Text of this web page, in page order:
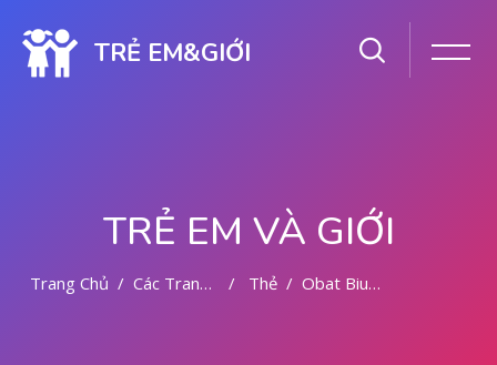
TRẺ EM&GIỚI
TRẺ EM VÀ GIỚI
Trang Chủ Các Trang Của Hệ Thống Thẻ Obat Bius Di Jakarta Barat 081391262346